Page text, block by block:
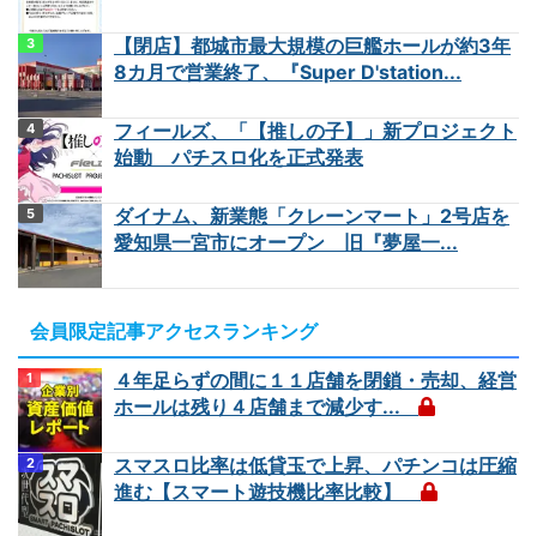
【閉店】都城市最大規模の巨艦ホールが約3年
8カ月で営業終了、『Super D'station...
フィールズ、「【推しの子】」新プロジェクト
始動 パチスロ化を正式発表
ダイナム、新業態「クレーンマート」2号店を
愛知県一宮市にオープン 旧『夢屋一...
会員限定記事アクセスランキング
４年足らずの間に１１店舗を閉鎖・売却、経営
ホールは残り４店舗まで減少す...
スマスロ比率は低貸玉で上昇、パチンコは圧縮
進む【スマート遊技機比率比較】